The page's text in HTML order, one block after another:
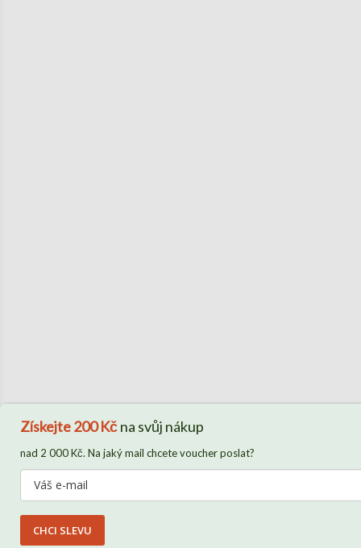
Získejte200 Kčna svůj nákup
nad 2 000 Kč. Na jaký mail chcete voucher poslat?
CHCI SLEVU